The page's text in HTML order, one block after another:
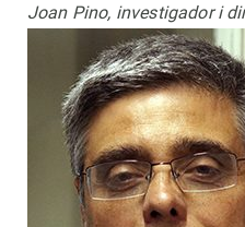
Joan Pino, investigador i